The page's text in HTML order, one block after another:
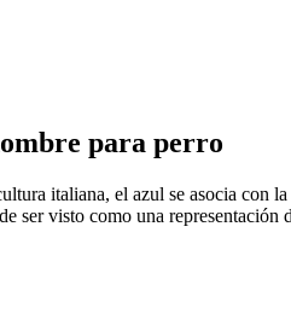
para perro
italiana, el azul se asocia con
ser visto como una representación